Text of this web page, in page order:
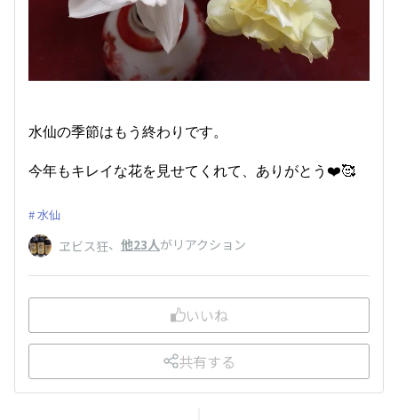
水仙の季節はもう終わりです。
今年もキレイな花を見せてくれて、ありがとう❤️🥰
水仙
ヱビス狂、 他23人がリアクション
いいね
共有する